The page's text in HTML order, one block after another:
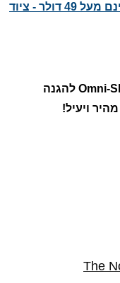
משלוח חינם מעל 49 דולר - ציוד
בעל רוכסן חצי, טכנולוגית Omni-Shade UPF 50 להגנה